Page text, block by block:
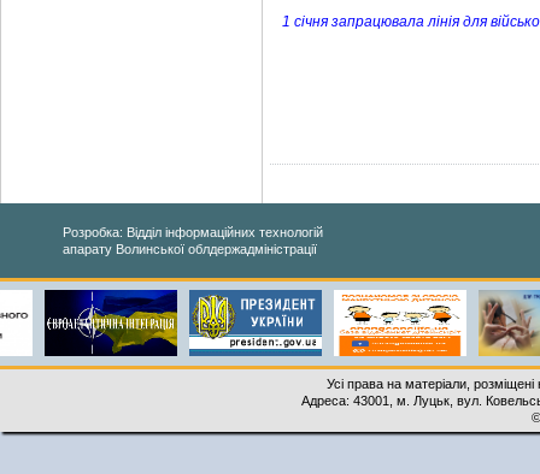
1 січня запрацювала лінія для
Розробка: Відділ інформаційних технологій
апарату Волинської облдержадміністрації
Усі права на матеріали,
Адреса: 43001, м. Луцьк, вул.